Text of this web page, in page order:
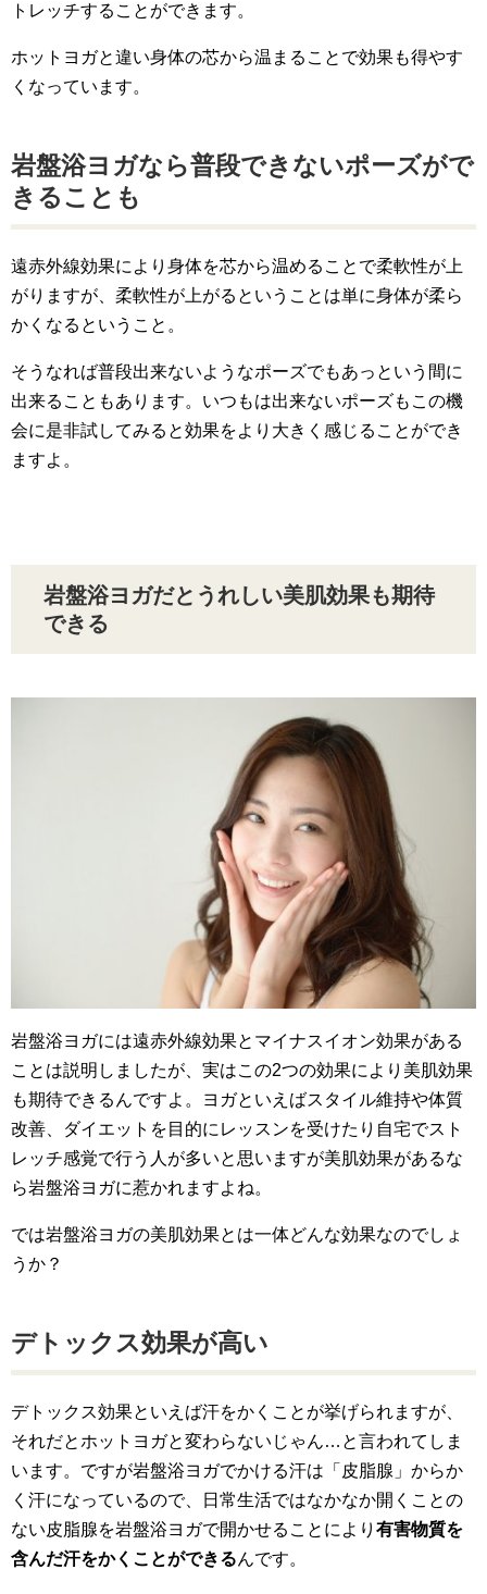
トレッチすることができます。
ホットヨガと違い身体の芯から温まることで効果も得やす
くなっています。
岩盤浴ヨガなら普段できないポーズがで
きることも
遠赤外線効果により身体を芯から温めることで柔軟性が上
がりますが、柔軟性が上がるということは単に身体が柔ら
かくなるということ。
そうなれば普段出来ないようなポーズでもあっという間に
出来ることもあります。いつもは出来ないポーズもこの機
会に是非試してみると効果をより大きく感じることができ
ますよ。
岩盤浴ヨガだとうれしい美肌効果も期待
できる
岩盤浴ヨガには遠赤外線効果とマイナスイオン効果がある
ことは説明しましたが、実はこの2つの効果により美肌効果
も期待できるんですよ。ヨガといえばスタイル維持や体質
改善、ダイエットを目的にレッスンを受けたり自宅でスト
レッチ感覚で行う人が多いと思いますが美肌効果があるな
ら岩盤浴ヨガに惹かれますよね。
では岩盤浴ヨガの美肌効果とは一体どんな効果なのでしょ
うか？
デトックス効果が高い
デトックス効果といえば汗をかくことが挙げられますが、
それだとホットヨガと変わらないじゃん…と言われてしま
います。ですが岩盤浴ヨガでかける汗は「皮脂腺」からか
く汗になっているので、日常生活ではなかなか開くことの
ない皮脂腺を岩盤浴ヨガで開かせることにより 有害物質を
含んだ汗をかくことができるんです。